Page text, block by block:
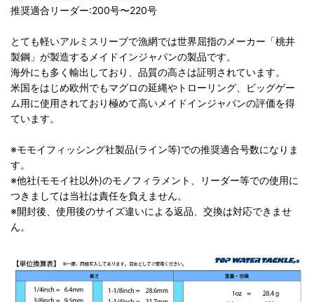
推奨適合リーダー:200号〜220号
とても軽いアルミスリーブで漁網では世界屈指のメーカー「桃井
製鋼」が製造するメイドインジャパンの製品です。
海外にも多く輸出しており、品質の高さは証明されています。
米国をはじめ欧州でもマグロの延縄やトローリング、ビッグゲー
ム用に使用されており極めて高いメイドインジャパンの評価を得
ています。
※モモイフィッシング社製品(ライン等)での推奨適合号数になりま
す。
※他社(モモイ社以外)のモノフィラメント、リーダー等での使用に
つきましては当社は責任を負えません。
※開封後、使用後のサイズ違いによる返品、交換は対応できませ
ん。